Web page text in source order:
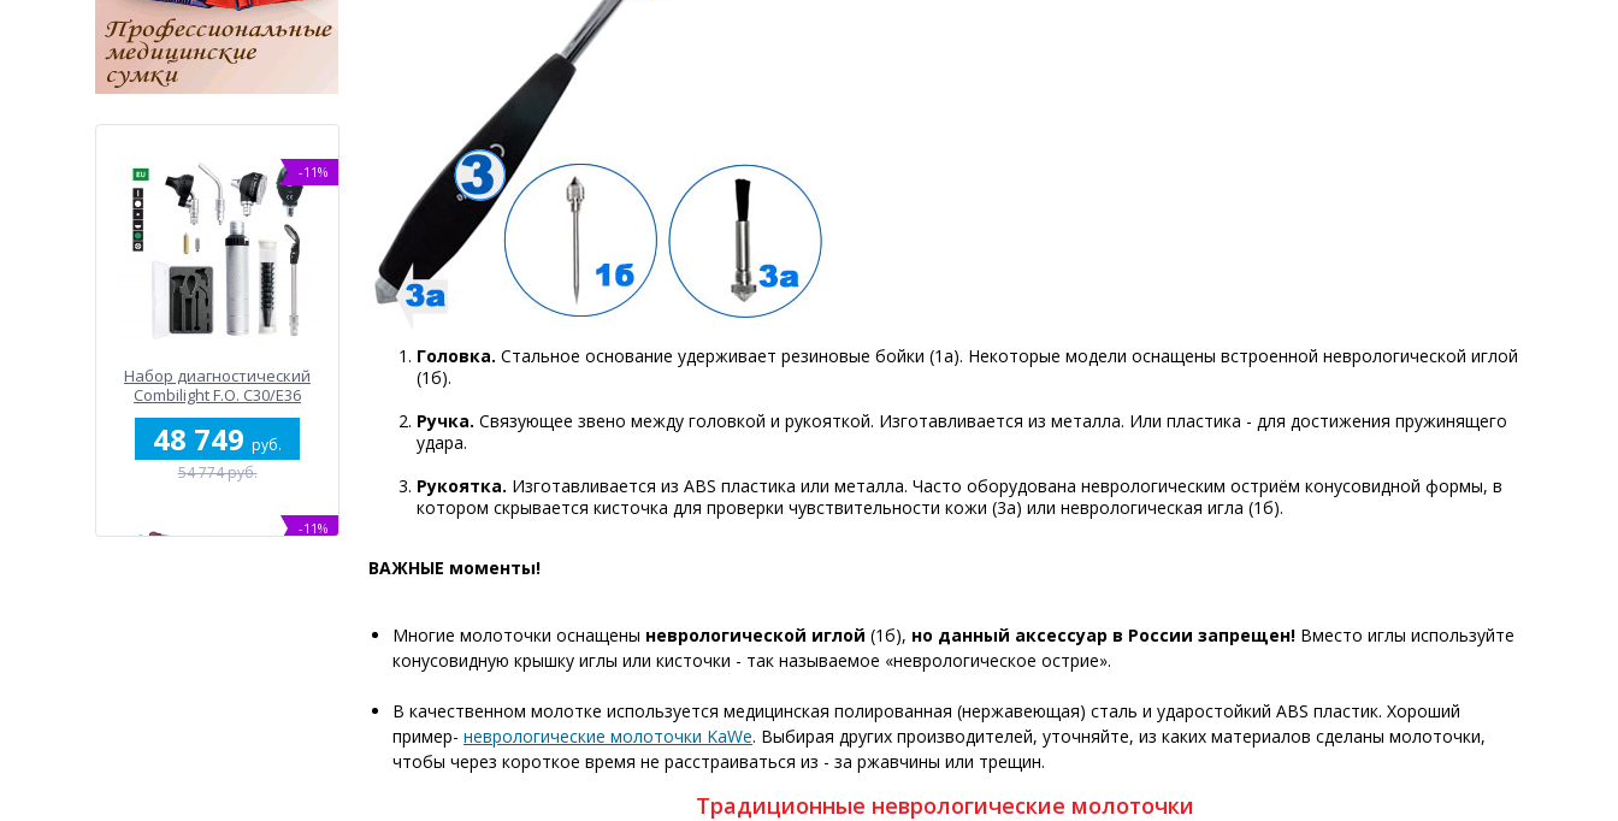
-11%
Набор диагностический
Combilight F.O. C30/E36
48 749 руб.
54 774 руб.
-11%
Головка. Стальное основание удерживает резиновые бойки (1а). Некоторые модели оснащены встроенной неврологической иглой
(1б).
Ручка. Связующее звено между головкой и рукояткой. Изготавливается из металла. Или пластика - для достижения пружинящего
удара.
Рукоятка. Изготавливается из ABS пластика или металла. Часто оборудована неврологическим остриём конусовидной формы, в
котором скрывается кисточка для проверки чувствительности кожи (3а) или неврологическая игла (1б).
ВАЖНЫЕ моменты!
Многие молоточки оснащены неврологической иглой (1б), но данный аксессуар в России запрещен! Вместо иглы используйте
конусовидную крышку иглы или кисточки - так называемое «неврологическое острие».
В качественном молотке используется медицинская полированная (нержавеющая) сталь и ударостойкий ABS пластик. Хороший
пример- неврологические молоточки KaWe. Выбирая других производителей, уточняйте, из каких материалов сделаны молоточки,
чтобы через короткое время не расстраиваться из - за ржавчины или трещин.
Традиционные неврологические молоточки